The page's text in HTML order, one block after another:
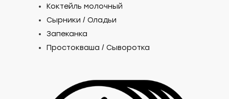
Коктейль молочный
Сырники / Оладьи
Запеканка
Простокваша / Сыворотка